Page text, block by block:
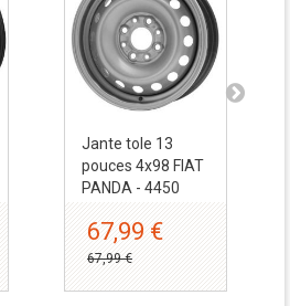
Jante tole 13
pouces 4x98 FIAT
PANDA - 4450
67,99 €
67,99 €